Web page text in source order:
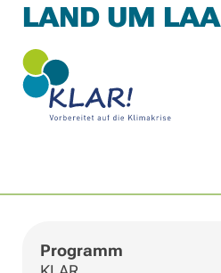
LAND UM LAA
Programm